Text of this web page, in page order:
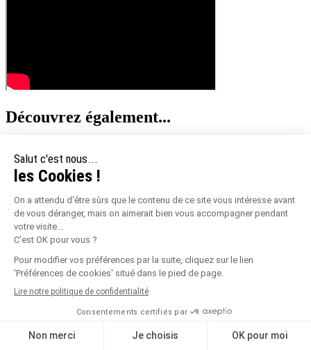
Découvrez également...
besoin pour réussir votre projet